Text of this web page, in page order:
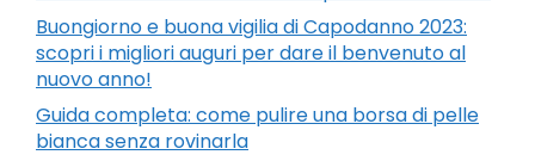
Buongiorno e buona vigilia di Capodanno 2023:
scopri i migliori auguri per dare il benvenuto al
nuovo anno!
Guida completa: come pulire una borsa di pelle
bianca senza rovinarla